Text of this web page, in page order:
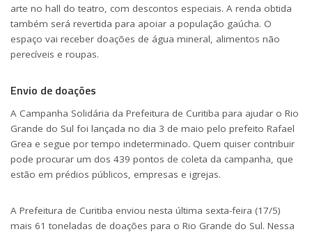
arte no hall do teatro, com descontos especiais. A renda obtida
também será revertida para apoiar a população gaúcha. O
espaço vai receber doações de água mineral, alimentos não
perecíveis e roupas.
Envio de doações
A Campanha Solidária da Prefeitura de Curitiba para ajudar o Rio
Grande do Sul foi lançada no dia 3 de maio pelo prefeito Rafael
Grea e segue por tempo indeterminado. Quem quiser contribuir
pode procurar um dos 439 pontos de coleta da campanha, que
estão em prédios públicos, empresas e igrejas.
A Prefeitura de Curitiba enviou nesta última sexta-feira (17/5)
mais 61 toneladas de doações para o Rio Grande do Sul. Nessa